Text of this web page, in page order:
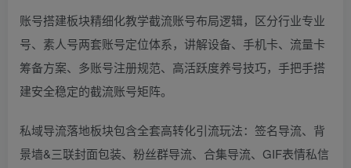
账号搭建板块精细化教学截流账号布局逻辑，区分行业专业
号、素人号两套账号定位体系，讲解设备、手机卡、流量卡
筹备方案、多账号注册规范、高活跃度养号技巧，手把手搭
建安全稳定的截流账号矩阵。
私域导流落地板块包含全套高转化引流玩法：签名导流、背
景墙&三联封面包装、粉丝群导流、合集导流、GIF表情私信